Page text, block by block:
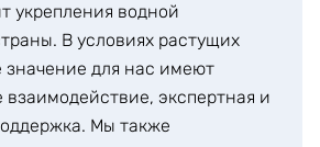
укрепления водной
В условиях растущих
значение для нас имеют
экспертная и
Мы также